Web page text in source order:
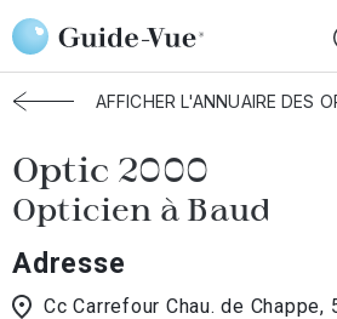
Aller au contenu principal
Accueil Choisir mon opticien
AFFICHER L'ANNUAIRE DES
Optic 2000
Opticien à Baud
Adresse
Cc Carrefour Chau. de Chappe,